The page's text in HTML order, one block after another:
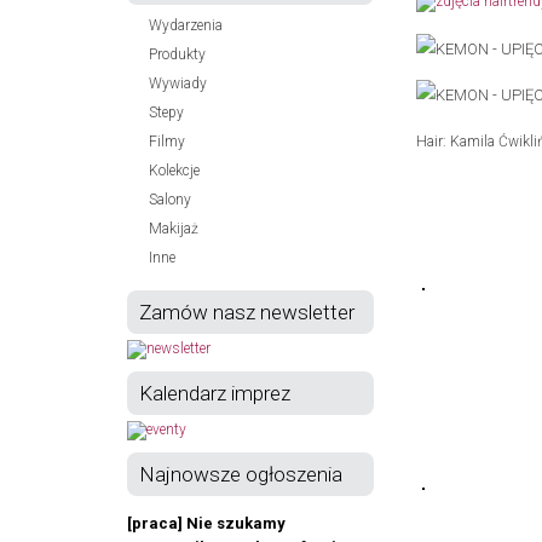
Wydarzenia
Produkty
Wywiady
Stepy
Filmy
Kolekcje
Salony
Makijaż
Inne
Zamów nasz newsletter
Kalendarz imprez
Najnowsze ogłoszenia
[praca] Nie szukamy
Hair: Kamila